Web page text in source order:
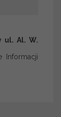
ul. Al. W.
Informacji